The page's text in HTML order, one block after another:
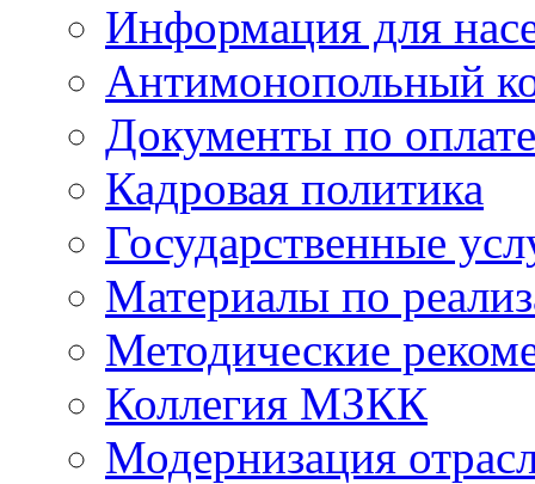
Информация для
Антимонопольный
Документы по
Кадровая политика
Государственные
Материалы по
Методические
Коллегия МЗКК
Модернизация